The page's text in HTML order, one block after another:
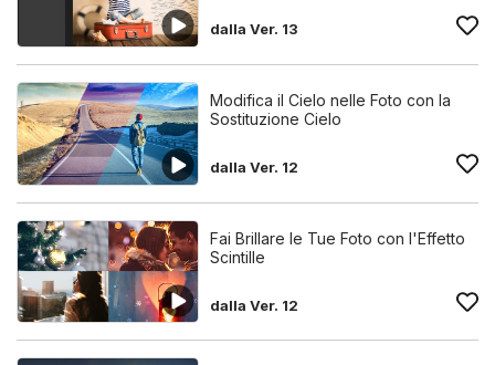
dalla Ver. 13
Modifica il Cielo nelle Foto con la
Sostituzione Cielo
dalla Ver. 12
Fai Brillare le Tue Foto con l'Effetto
Scintille
dalla Ver. 12